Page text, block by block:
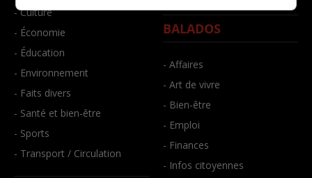
- Culture
- Économie
- Éducation
- Environnement
- Faits divers
- Santé et bien-être
- Sports
- Transport / Circulation
BALADOS
- Affaires
- Art de vivre
- Bien-être
- Emploi
- Finances
- Infos citoyennes